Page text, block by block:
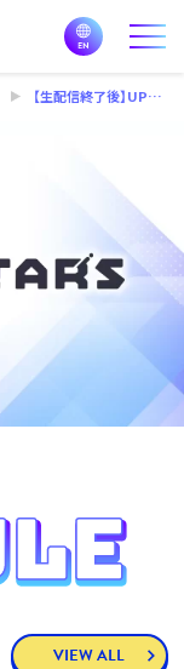
【生配信終了後】UPROAR!! 3rd Anniversary「カミフェス!!!」サプライズ映像 #アップロー
VIEW ALL